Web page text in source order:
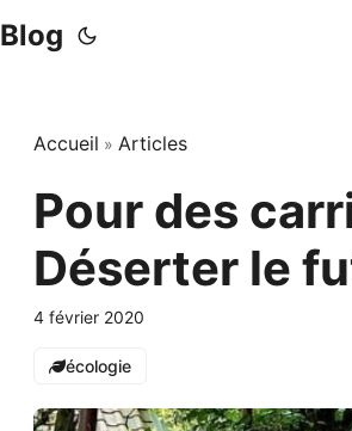
Blog
Accueil » Articles
Pour des
Déserter le
4 février 2020
écologie